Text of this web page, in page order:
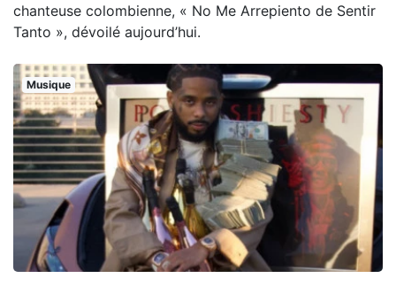
chanteuse colombienne, « No Me Arrepiento de Sentir
Tanto », dévoilé aujourd’hui.
Musique